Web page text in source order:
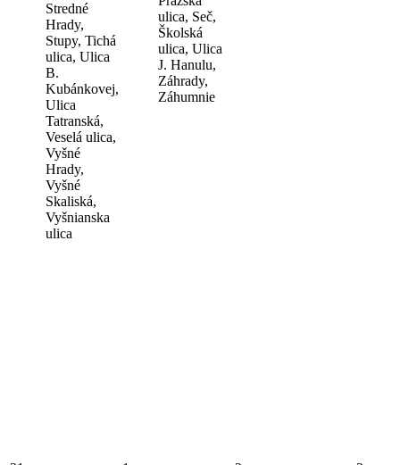
Stredné
Hrady,
Stupy, Tichá
ulica, Ulica
B.
Kubánkovej,
Ulica
Tatranská,
Veselá ulica,
Vyšné
Hrady,
Vyšné
Skaliská,
Vyšnianska
ulica
ulica, Seč,
Školská
ulica, Ulica
J. Hanulu,
Záhrady,
Záhumnie